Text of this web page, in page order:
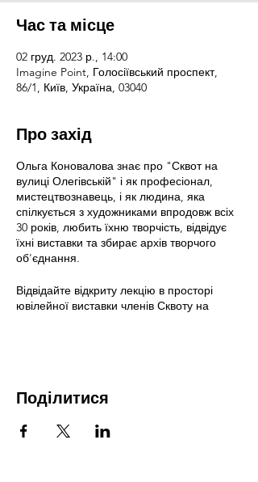
Час та місце
02 груд. 2023 р., 14:00
Imagine Point, Голосіївський проспект,
86/1, Київ, Україна, 03040
Про захід
Ольга Коновалова знає про "Сквот на
вулиці Олегівській" і як професіонал,
мистецтвознавець, і як людина, яка
спілкується з художниками впродовж всіх
30 років, любить їхню творчість, відвідує
їхні виставки та збирає архів творчого
об'єднання.
Відвідайте відкриту лекцію в просторі
ювілейної виставки членів Сквоту на
Поділитися